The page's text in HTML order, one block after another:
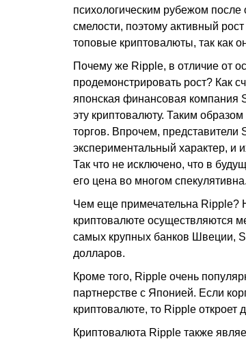
психологическим рубежом
смелости, поэтому активный
топовые криптовалюты, так как
Почему же Ripple, в отличие от
продемонстрировать рост? Как
японская финансовая
эту криптовалюту. Таким
торгов. Впрочем, представители
экспериментальный характер, и
Так что не исключено, что в
его цена во многом спекулятивна.
Чем еще примечательна Ripple?
криптовалюте осуществляются
самых крупных банков Швеции,
долларов.
Кроме того, Ripple очень
партнерстве с Японией. Если
криптовалюте, то Ripple откроет
Криптовалюта Ripple также